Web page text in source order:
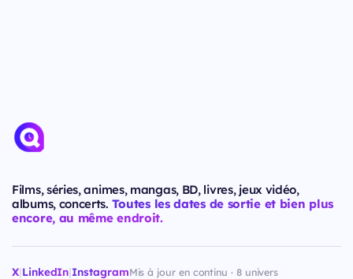
Films, séries, animes, mangas, BD, livres, jeux vidéo,
albums, concerts. Toutes les dates de sortie et bien plus
encore, au même endroit.
X|LinkedIn|InstagramMis à jour en continu · 8 univers